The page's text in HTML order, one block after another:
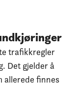
trafikkregler
Det gjelder å
allerede finnes